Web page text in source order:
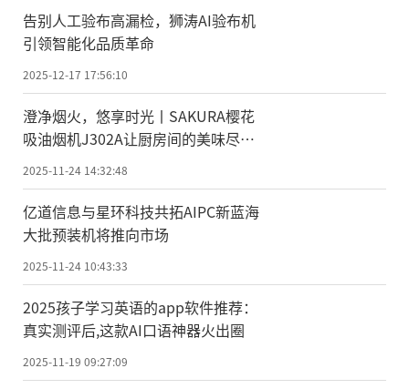
告别人工验布高漏检，狮涛AI验布机
引领智能化品质革命
2025-12-17 17:56:10
澄净烟火，悠享时光丨SAKURA樱花
吸油烟机J302A让厨房间的美味尽情
绽放
2025-11-24 14:32:48
亿道信息与星环科技共拓AIPC新蓝海
大批预装机将推向市场
2025-11-24 10:43:33
2025孩子学习英语的app软件推荐：
真实测评后,这款AI口语神器火出圈
2025-11-19 09:27:09